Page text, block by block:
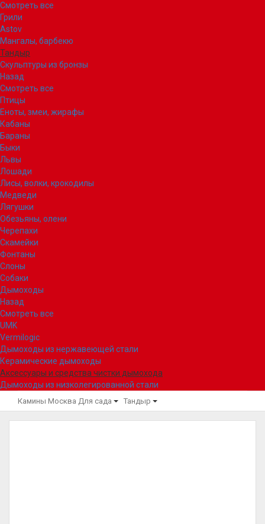
Смотреть все
Грили
Astov
Мангалы, барбекю
Тандыр
Скульптуры из бронзы
Назад
Смотреть все
Птицы
Еноты, змеи, жирафы
Кабаны
Бараны
Быки
Львы
Лошади
Лисы, волки, крокодилы
Медведи
Лягушки
Обезьяны, олени
Черепахи
Скамейки
Фонтаны
Слоны
Собаки
Дымоходы
Назад
Смотреть все
UMK
Vermilogic
Дымоходы из нержавеющей стали
Керамические дымоходы
Аксессуары и средства чистки дымохода
Дымоходы из низколегированной стали
Камины Москва Для сада Тандыр